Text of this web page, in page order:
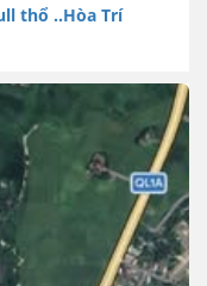
thổ ..Hòa Trí